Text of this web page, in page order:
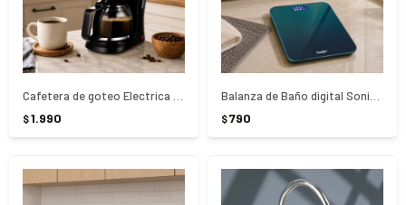
$1.990 $790